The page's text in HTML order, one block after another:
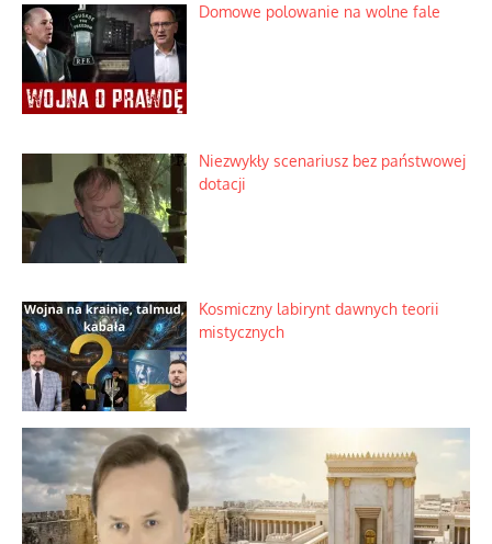
Domowe polowanie na wolne fale
Niezwykły scenariusz bez państwowej
dotacji
Kosmiczny labirynt dawnych teorii
mistycznych